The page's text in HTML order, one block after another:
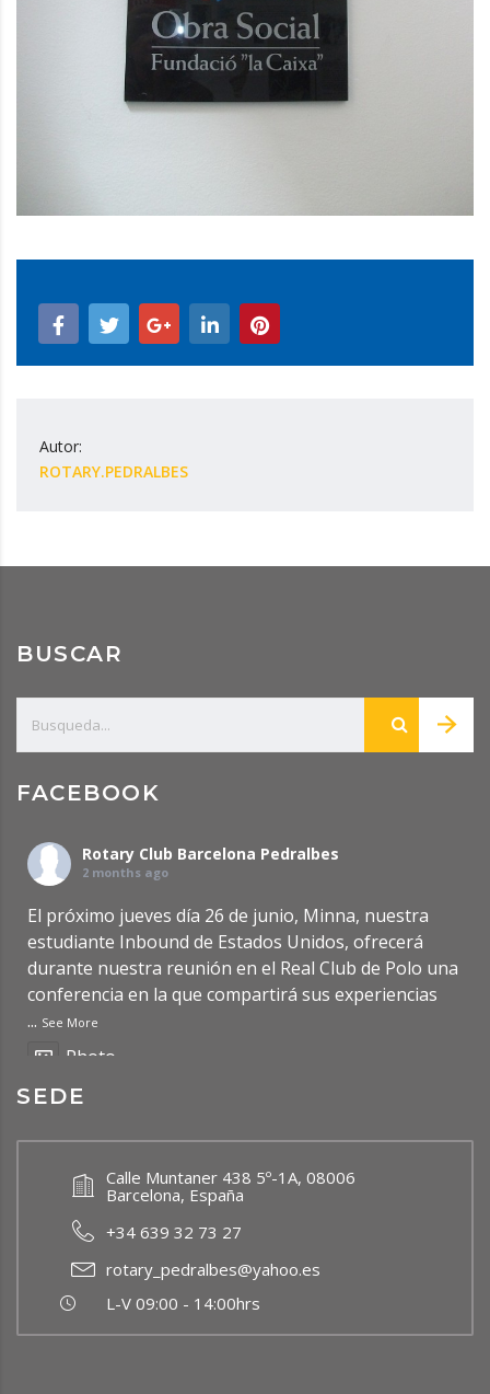
Autor:
ROTARY.PEDRALBES
BUSCAR
FACEBOOK
Rotary Club Barcelona Pedralbes
2 months ago
El próximo jueves día 26 de junio, Minna, nuestra
estudiante Inbound de Estados Unidos, ofrecerá
durante nuestra reunión en el Real Club de Polo una
conferencia en la que compartirá sus experiencias
... See More
Photo
Ver en Facebook
2 months ago
Updated Post: Premio de Investigación de
Bachillerato RCBP 2026
Photo
SEDE
Calle Muntaner 438 5º-1A, 08006
Barcelona, España
+34 639 32 73 27
rotary_pedralbes@yahoo.es
L-V 09:00 - 14:00hrs